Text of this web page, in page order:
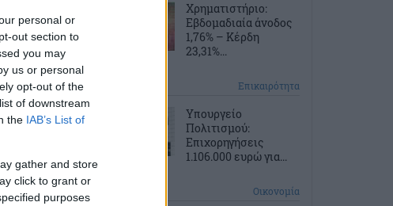
personal or
out section to
you may
us or personal
opt-out of the
of downstream
the IAB’s List of
gather and store
click to grant or
purposes
Χρηματιστήριο:
Εβδομαδιαία άνοδος
1,76% – Κέρδη
23,31%...
Επικαιρότητα
Υπουργείο
Πολιτισμού:
Επιχορηγήσεις
1.106.000 ευρώ για...
Οικονομία